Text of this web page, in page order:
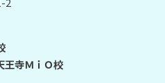
寺ＭｉＯ校